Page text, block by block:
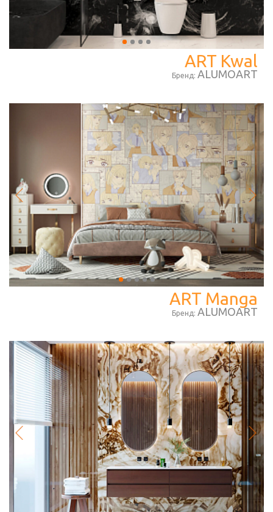
ART Kwal
Бренд: ALUMOART
ART Manga
Бренд: ALUMOART